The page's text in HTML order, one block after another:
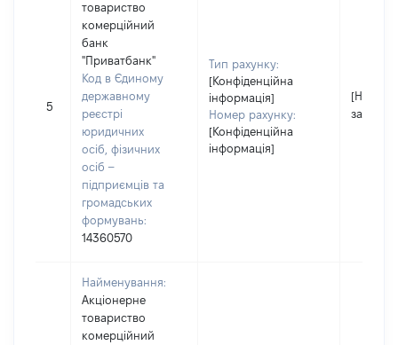
5
товариство
комерційний
банк
"Приватбанк"
Код в Єдиному
державному
реєстрі
юридичних
осіб, фізичних
осіб –
підприємців та
громадських
формувань:
14360570
Тип рахунку:
[Конфіденційна
інформація]
Номер рахунку:
[Конфіденційна
інформація]
[Не
Найменування:
Акціонерне
товариство
комерційний